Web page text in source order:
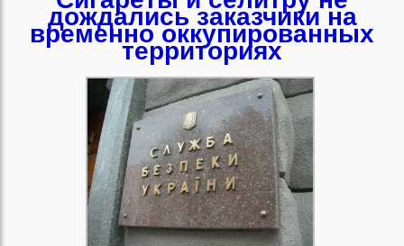
дождались заказчики на
временно оккупированных
территориях